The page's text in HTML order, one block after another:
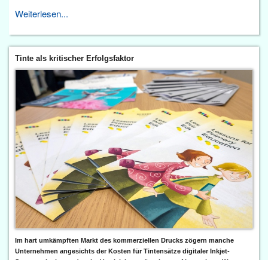
Weiterlesen...
Tinte als kritischer Erfolgsfaktor
Im hart umkämpften Markt des kommerziellen Drucks zögern manche
Unternehmen angesichts der Kosten für Tintensätze digitaler Inkjet-